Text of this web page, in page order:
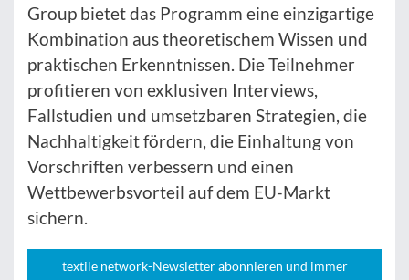
Group bietet das Programm eine einzigartige
Kombination aus theoretischem Wissen und
praktischen Erkenntnissen. Die Teilnehmer
profitieren von exklusiven Interviews,
Fallstudien und umsetzbaren Strategien, die
Nachhaltigkeit fördern, die Einhaltung von
Vorschriften verbessern und einen
Wettbewerbsvorteil auf dem EU-Markt
sichern.
textile network-Newsletter abonnieren und immer